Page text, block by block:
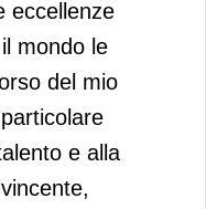
eccellenze
mondo le
del mio
e alla